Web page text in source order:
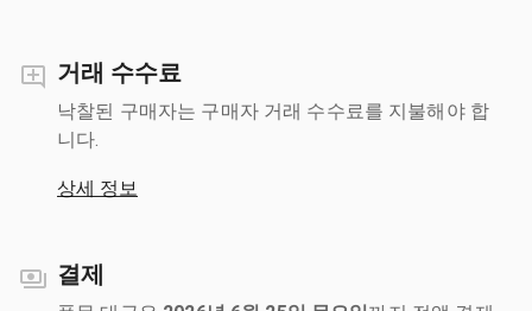
거래 수수료
낙찰된 구매자는 구매자 거래 수수료를 지불해야 합
니다.
상세 정보
결제